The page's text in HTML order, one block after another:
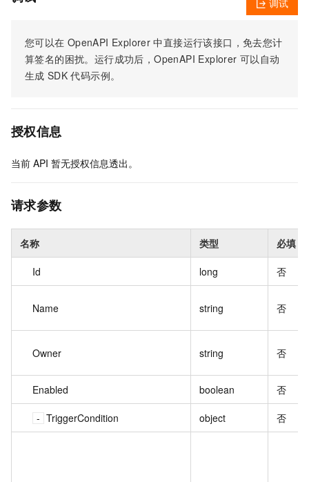
您可以在 OpenAPI Explorer 中直接运行该接口，免去您计
算签名的困扰。运行成功后，OpenAPI Explorer 可以自动
生成 SDK 代码示例。
调试
授权信息
当前 API 暂无授权信息透出。
请求参数
名称 类型 必填
Id long 否
Name string 否
Owner string 否
Enabled boolean 否
TriggerCondition object 否